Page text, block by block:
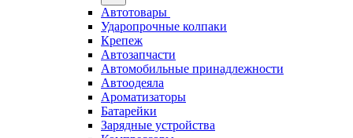
Автотовары
Ударопрочные колпаки
Крепеж
Автозапчасти
Автомобильные принадлежности
Автоодеяла
Ароматизаторы
Батарейки
Зарядные устройства